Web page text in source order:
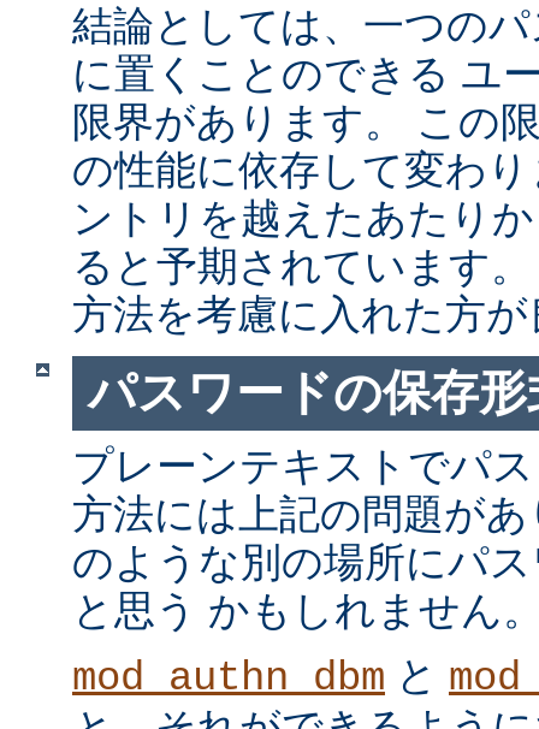
結論としては、一つの
に置くことのできる ユ
限界があります。 この
の性能に依存して変わ
ントリを越えたあたり
ると予期されています
方法を考慮に入れた方
パスワードの保存
プレーンテキストでパ
方法には上記の問題が
のような別の場所にパ
と思う かもしれません
mod_authn_dbm と